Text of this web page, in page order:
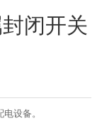
闭开关
设备。